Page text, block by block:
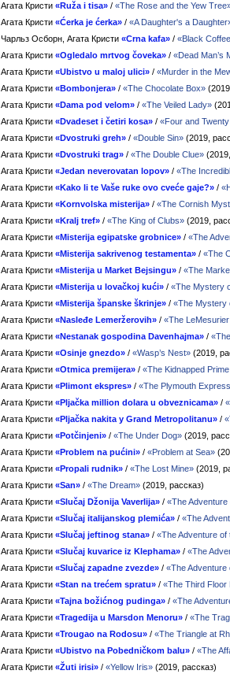
Агата Кристи «Ruža i tisa» / «The Rose and the Yew
Агата Кристи «Ćerka je ćerka» / «A Daughter's a
Чарльз Осборн, Агата Кристи «Crna kafa» / «Black
Агата Кристи «Ogledalo mrtvog čoveka» / «Dead Man’s
Агата Кристи «Ubistvo u maloj ulici» / «Murder in the
Агата Кристи «Bombonjera» / «The Chocolate Box»
Агата Кристи «Dama pod velom» / «The Veiled Lady»
Агата Кристи «Dvadeset i četiri kosa» / «Four and
Агата Кристи «Dvostruki greh» / «Double Sin» (2019,
Агата Кристи «Dvostruki trag» / «The Double Clue»
Агата Кристи «Jedan neverovatan lopov» / «The
Агата Кристи «Kako li te Vaše ruke ovo cveće gaje?» /
Агата Кристи «Kornvolska misterija» / «The Cornish
Агата Кристи «Kralj tref» / «The King of Clubs» (2019,
Агата Кристи «Misterija egipatske grobnice» / «The
Агата Кристи «Misterija sakrivenog testamenta» / «The
Агата Кристи «Misterija u Market Bejsingu» / «The
Агата Кристи «Misterija u lovačkoj kući» / «The Mystery
Агата Кристи «Misterija španske škrinje» / «The Mystery
Агата Кристи «Nasleđe Lemeržerovih» / «The
Агата Кристи «Nestanak gospodina Davenhajma» /
Агата Кристи «Osinje gnezdo» / «Wasp’s Nest» (2019,
Агата Кристи «Otmica premijera» / «The Kidnapped
Агата Кристи «Plimont ekspres» / «The Plymouth
Агата Кристи «Pljačka million dolara u obveznicama» /
Агата Кристи «Pljačka nakita y Grand Metropolitanu» /
Агата Кристи «Potčinjeni» / «The Under Dog» (2019,
Агата Кристи «Problem na pućini» / «Problem at Sea»
Агата Кристи «Propali rudnik» / «The Lost Mine» (2019,
Агата Кристи «San» / «The Dream» (2019, рассказ)
Агата Кристи «Slučaj Džonija Vaverlija» / «The
Агата Кристи «Slučaj italijanskog plemića» / «The
Агата Кристи «Slučaj jeftinog stana» / «The Adventure of
Агата Кристи «Slučaj kuvarice iz Klephama» / «The
Агата Кристи «Slučaj zapadne zvezde» / «The Adventure
Агата Кристи «Stan na trećem spratu» / «The Third Floor
Агата Кристи «Tajna božićnog pudinga» / «The
Агата Кристи «Tragedija u Marsdon Menoru» / «The
Агата Кристи «Trougao na Rodosu» / «The Triangle at
Агата Кристи «Ubistvo na Pobedničkom balu» / «The
Агата Кристи «Žuti irisi» / «Yellow Iris» (2019, рассказ)